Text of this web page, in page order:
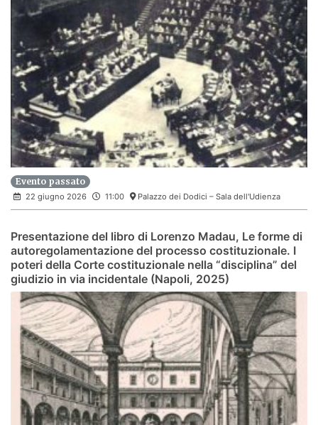
Evento passato
22 giugno 2026 11:00 Palazzo dei Dodici – Sala dell'Udienza
Presentazione del libro di Lorenzo Madau, Le forme di
autoregolamentazione del processo costituzionale. I
poteri della Corte costituzionale nella “disciplina” del
giudizio in via incidentale (Napoli, 2025)